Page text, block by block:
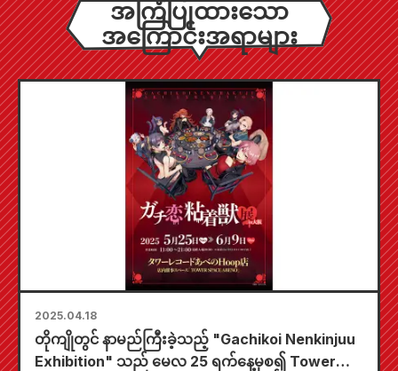
အကြံပြုထားသော
အကြောင်းအရာများ
2025.04.18
တိုကျိုတွင် နာမည်ကြီးခဲ့သည့် "Gachikoi Nenkinjuu
Exhibition" သည် မေလ 25 ရက်နေ့မှစ၍ Tower